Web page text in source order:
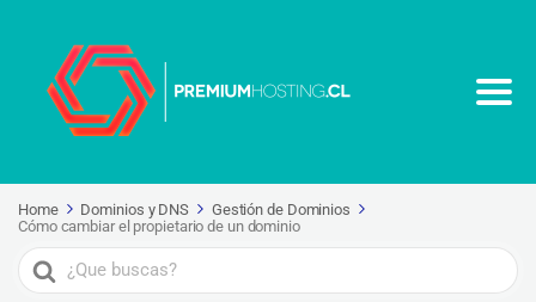
Home Dominios y DNS
Gestión de Dominios
Cómo cambiar el propietario de un dominio
Search
For